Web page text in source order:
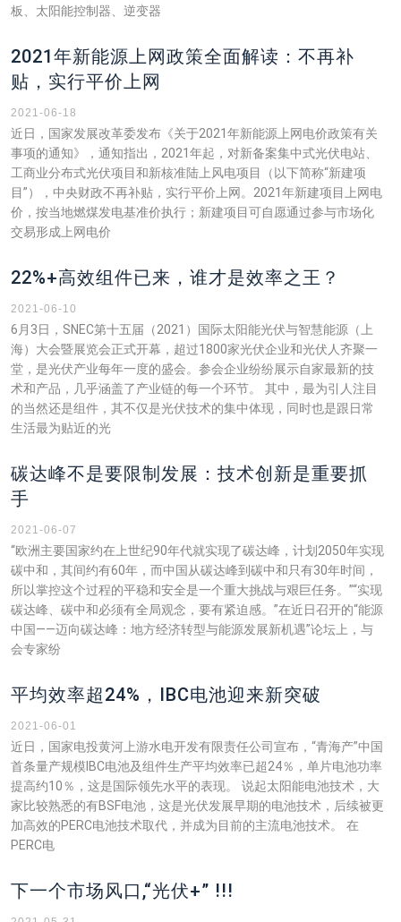
板、太阳能控制器、逆变器
2021年新能源上网政策全面解读：不再补
贴，实行平价上网
2021-06-18
近日，国家发展改革委发布《关于2021年新能源上网电价政策有关
事项的通知》，通知指出，2021年起，对新备案集中式光伏电站、
工商业分布式光伏项目和新核准陆上风电项目（以下简称“新建项
目”），中央财政不再补贴，实行平价上网。2021年新建项目上网电
价，按当地燃煤发电基准价执行；新建项目可自愿通过参与市场化
交易形成上网电价
22%+高效组件已来，谁才是效率之王？
2021-06-10
6月3日，SNEC第十五届（2021）国际太阳能光伏与智慧能源（上
海）大会暨展览会正式开幕，超过1800家光伏企业和光伏人齐聚一
堂，是光伏产业每年一度的盛会。参会企业纷纷展示自家最新的技
术和产品，几乎涵盖了产业链的每一个环节。 其中，最为引人注目
的当然还是组件，其不仅是光伏技术的集中体现，同时也是跟日常
生活最为贴近的光
碳达峰不是要限制发展：技术创新是重要抓
手
2021-06-07
“欧洲主要国家约在上世纪90年代就实现了碳达峰，计划2050年实现
碳中和，其间约有60年，而中国从碳达峰到碳中和只有30年时间，
所以掌控这个过程的平稳和安全是一个重大挑战与艰巨任务。”“实现
碳达峰、碳中和必须有全局观念，要有紧迫感。”在近日召开的“能源
中国——迈向碳达峰：地方经济转型与能源发展新机遇”论坛上，与
会专家纷
平均效率超24%，IBC电池迎来新突破
2021-06-01
近日，国家电投黄河上游水电开发有限责任公司宣布，“青海产”中国
首条量产规模IBC电池及组件生产平均效率已超24％，单片电池功率
提高约10％，这是国际领先水平的表现。 说起太阳能电池技术，大
家比较熟悉的有BSF电池，这是光伏发展早期的电池技术，后续被更
加高效的PERC电池技术取代，并成为目前的主流电池技术。 在
PERC电
下一个市场风口,“光伏+” !!!